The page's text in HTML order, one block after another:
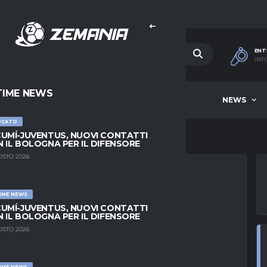
NEWS
NEWS
JUVENTUS, NUOVI CONTATTI
IL BOLOGNA PER IL DIFENSORE
2026
NEWS
JUVENTUS, NUOVI CONTATTI
IL BOLOGNA PER IL DIFENSORE
2026
ESTERNO:
E CELIK